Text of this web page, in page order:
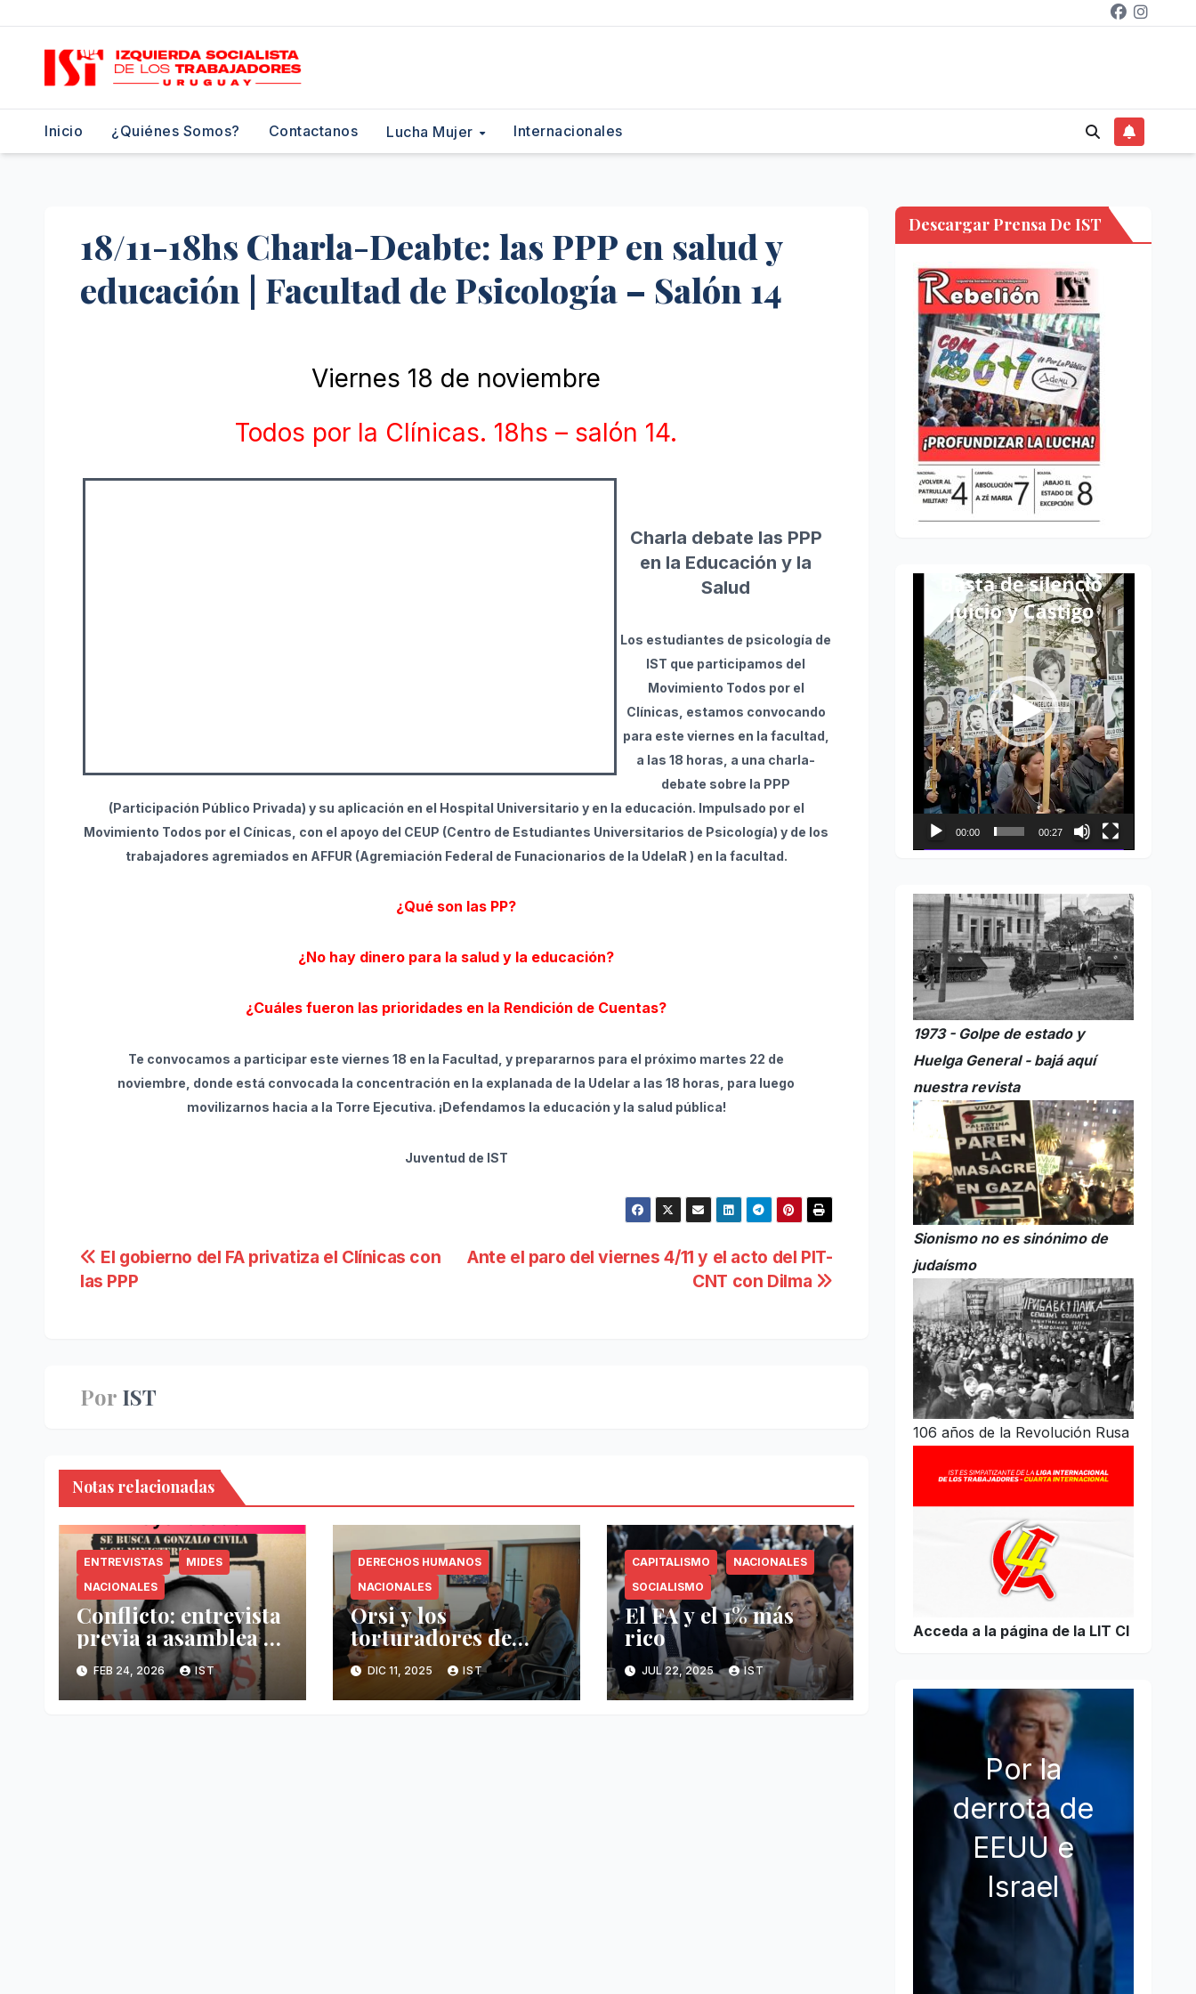
contenido
Inicio ¿Quiénes Somos? Contactanos Lucha Mujer Internacionales
18/11-18hs Charla-Deabte: las PPP en salud y
educación | Facultad de Psicología – Salón 14
Viernes 18 de noviembre
Todos por la Clínicas. 18hs – salón 14.
Charla debate las PPP
en la Educación y la
Salud
Los estudiantes de psicología de
IST que participamos del
Movimiento Todos por el
Clínicas, estamos convocando
para este viernes en la facultad,
a las 18 horas, a una charla-
debate sobre la PPP
(Participación Público Privada) y su aplicación en el Hospital Universitario y en la educación. Impulsado por el
Movimiento Todos por el Cínicas, con el apoyo del CEUP (Centro de Estudiantes Universitarios de Psicología) y de los
trabajadores agremiados en AFFUR (Agremiación Federal de Funacionarios de la UdelaR ) en la facultad.
¿Qué son las PP?
¿No hay dinero para la salud y la educación?
¿Cuáles fueron las prioridades en la Rendición de Cuentas?
Te convocamos a participar este viernes 18 en la Facultad, y prepararnos para el próximo martes 22 de
noviembre, donde está convocada la concentración en la explanada de la Udelar a las 18 horas, para luego
movilizarnos hacia a la Torre Ejecutiva. ¡Defendamos la educación y la salud pública!
Juventud de IST
Navegación
de
Ante el paro del viernes 4/11 y el acto del PIT-
CNT con Dilma
El gobierno del FA privatiza el Clínicas con
las PPP
Por IST
Notas relacionadas
ENTREVISTAS
MIDES
NACIONALES
Conflicto: entrevista
previa a asamblea de
SUTIGA
FEB 24, 2026 IST
DERECHOS HUMANOS
NACIONALES
Orsi y los
torturadores de
Domingo Arena
DIC 11, 2025 IST
CAPITALISMO
NACIONALES
SOCIALISMO
El FA y el 1% más
rico
JUL 22, 2025 IST
Descargar Prensa De IST
Reproductor
vídeo
00:00 00:27
1973 - Golpe de estado y
Huelga General - bajá aquí
nuestra revista
Sionismo no es sinónimo de
judaísmo
106 años de la Revolución Rusa
Acceda a la página de la LIT CI
Por la
derrota de
EEUU e
Israel